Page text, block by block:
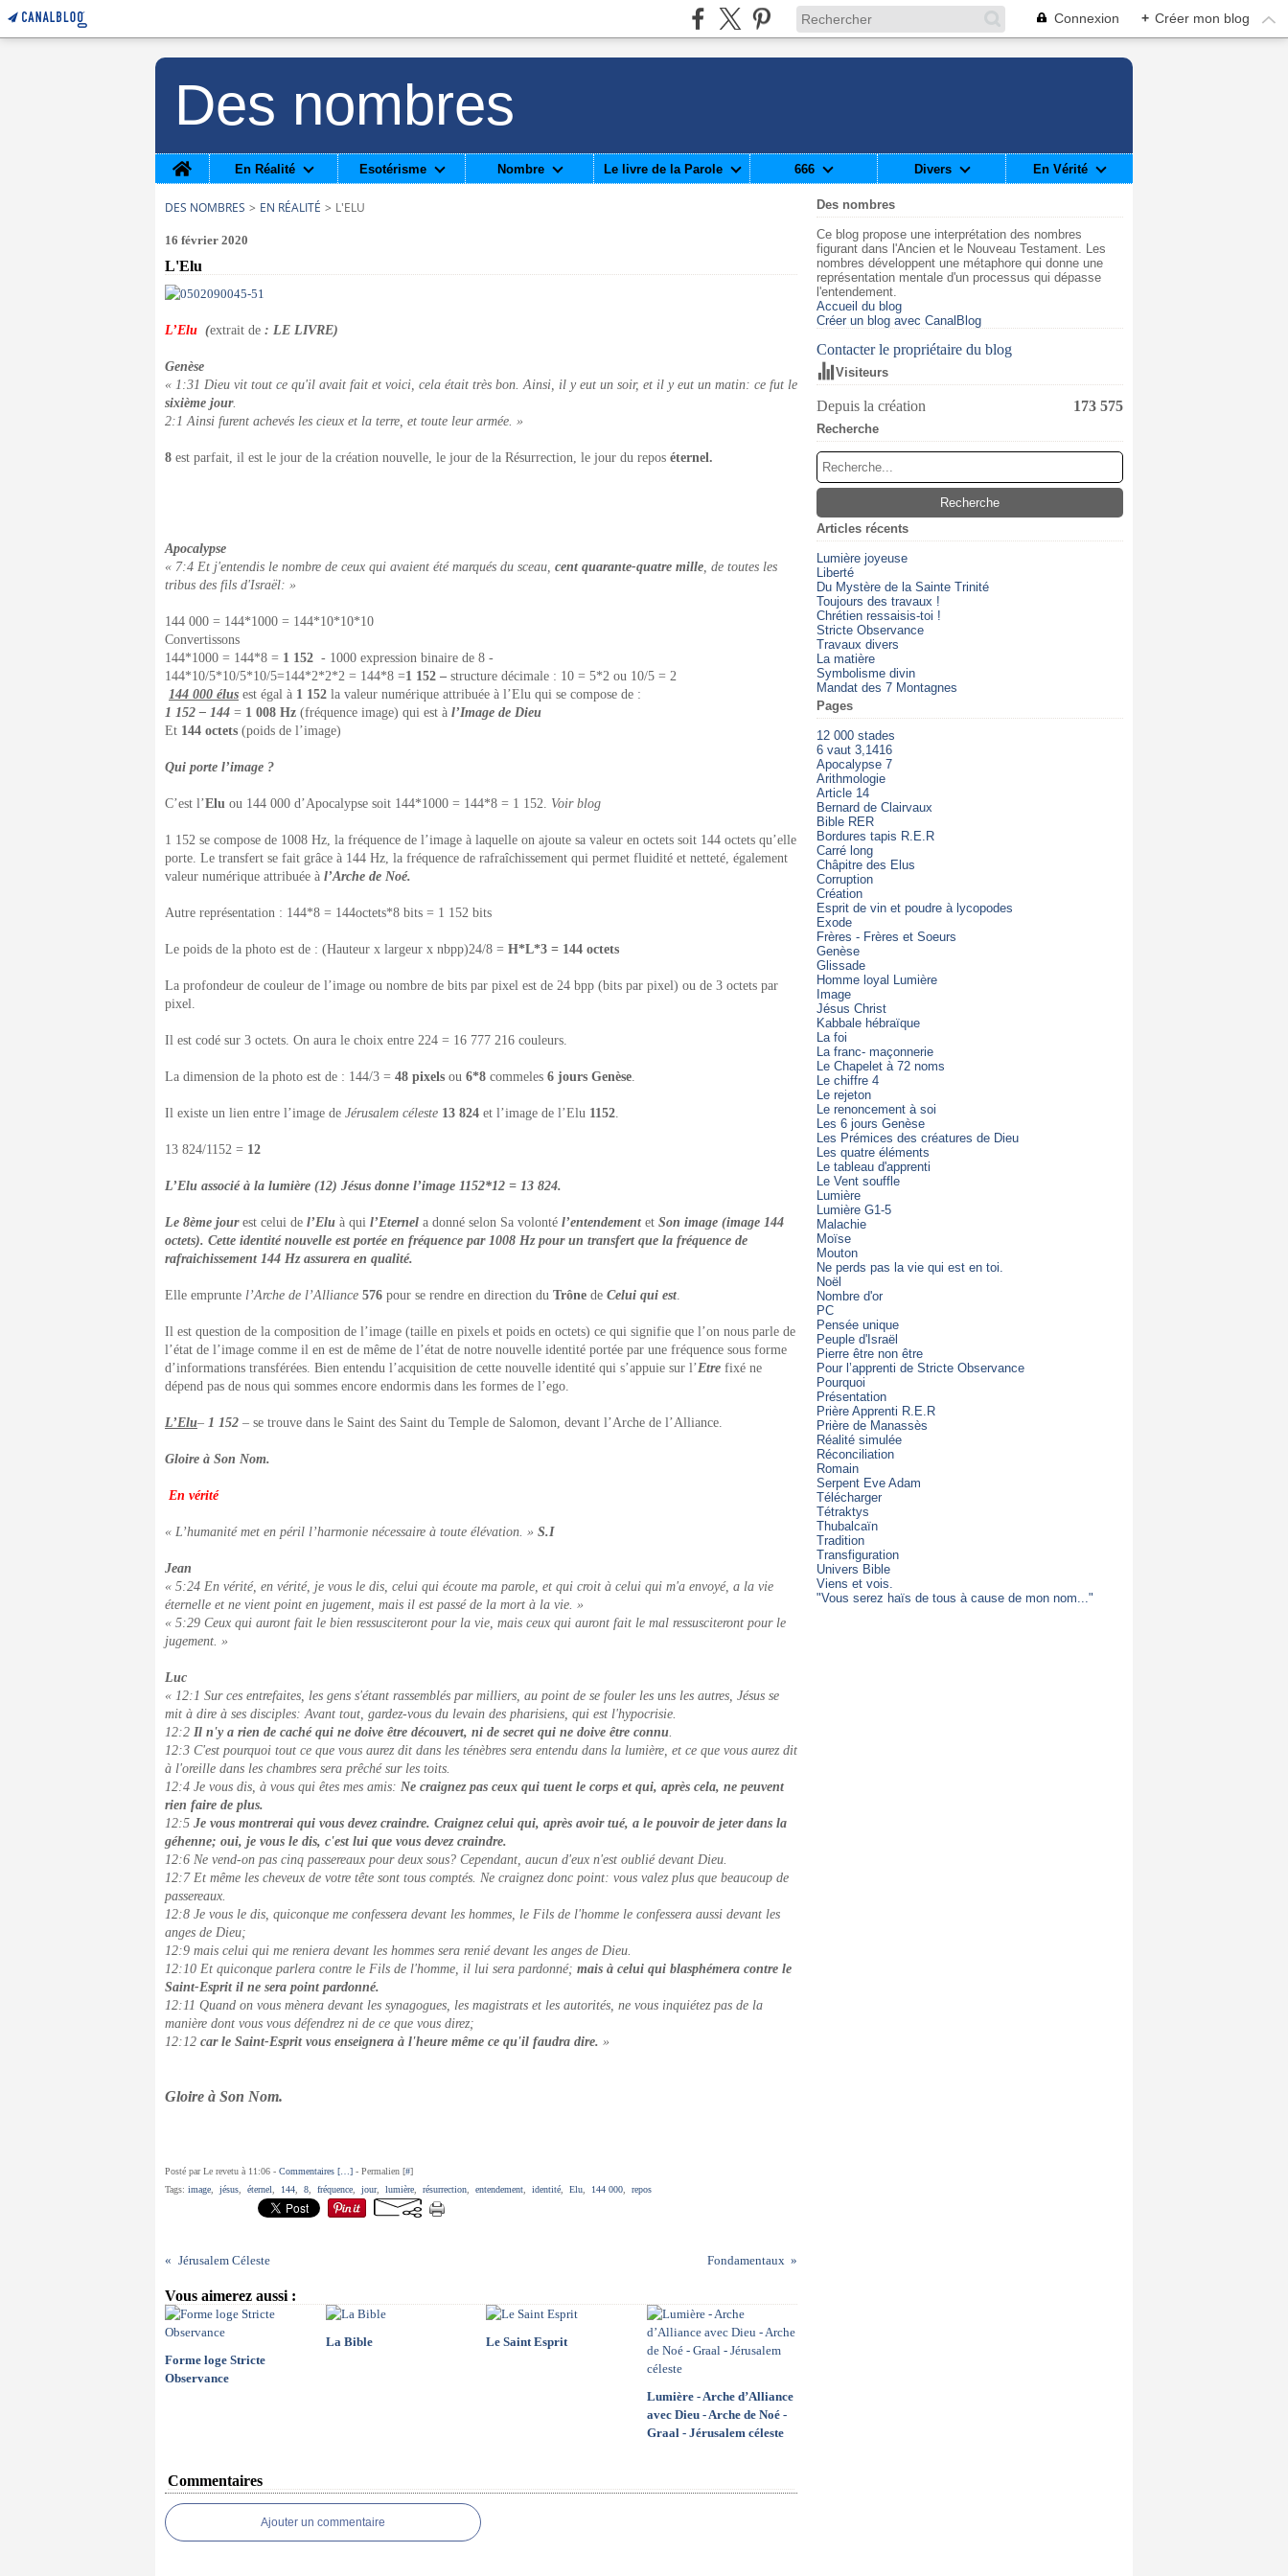
Connexion + Créer mon blog
Des nombres
Home
En Réalité Esotérisme Nombre Le livre de la Parole 666 Divers En Vérité
DES NOMBRES > EN RÉALITÉ > L'ELU
16 février 2020
L'Elu
L’Elu (extrait de : LE LIVRE)
Genèse
« 1:31 Dieu vit tout ce qu'il avait fait et voici, cela était très bon. Ainsi, il y eut un soir, et il y eut un matin: ce fut le
sixième jour.
2:1 Ainsi furent achevés les cieux et la terre, et toute leur armée. »
8 est parfait, il est le jour de la création nouvelle, le jour de la Résurrection, le jour du repos éternel.
Apocalypse
« 7:4 Et j'entendis le nombre de ceux qui avaient été marqués du sceau, cent quarante-quatre mille, de toutes les
tribus des fils d'Israël: »
144 000 = 144*1000 = 144*10*10*10
Convertissons
144*1000 = 144*8 = 1 152 - 1000 expression binaire de 8 -
144*10/5*10/5*10/5=144*2*2*2 = 144*8 =1 152 – structure décimale : 10 = 5*2 ou 10/5 = 2
144 000 élus est égal à 1 152 la valeur numérique attribuée à l’Elu qui se compose de :
1 152 – 144 = 1 008 Hz (fréquence image) qui est à l’Image de Dieu
Et 144 octets (poids de l’image)
Qui porte l’image ?
C’est l’Elu ou 144 000 d’Apocalypse soit 144*1000 = 144*8 = 1 152. Voir blog
1 152 se compose de 1008 Hz, la fréquence de l’image à laquelle on ajoute sa valeur en octets soit 144 octets qu’elle
porte. Le transfert se fait grâce à 144 Hz, la fréquence de rafraîchissement qui permet fluidité et netteté, également
valeur numérique attribuée à l’Arche de Noé.
Autre représentation : 144*8 = 144octets*8 bits = 1 152 bits
Le poids de la photo est de : (Hauteur x largeur x nbpp)24/8 = H*L*3 = 144 octets
La profondeur de couleur de l’image ou nombre de bits par pixel est de 24 bpp (bits par pixel) ou de 3 octets par
pixel.
Il est codé sur 3 octets. On aura le choix entre 224 = 16 777 216 couleurs.
La dimension de la photo est de : 144/3 = 48 pixels ou 6*8 commeles 6 jours Genèse.
Il existe un lien entre l’image de Jérusalem céleste 13 824 et l’image de l’Elu 1152.
13 824/1152 = 12
L’Elu associé à la lumière (12) Jésus donne l’image 1152*12 = 13 824.
Le 8ème jourest celui de l’Elu à qui l’Eternel a donné selon Sa volonté l’entendement et Son image (image 144
octets). Cette identité nouvelle est portée en fréquence par 1008 Hz pour un transfert que la fréquence de
rafraichissement 144 Hz assurera en qualité.
Elle emprunte l’Arche de l’Alliance 576 pour se rendre en direction du Trône de Celui qui est.
Il est question de la composition de l’image (taille en pixels et poids en octets) ce qui signifie que l’on nous parle de
l’état de l’image comme il en est de même de l’état de notre nouvelle identité portée par une fréquence sous forme
d’informations transférées. Bien entendu l’acquisition de cette nouvelle identité qui s’appuie sur l’Etre fixé ne
dépend pas de nous qui sommes encore endormis dans les formes de l’ego.
L’Elu– 1 152 – se trouve dans le Saint des Saint du Temple de Salomon, devant l’Arche de l’Alliance.
Gloire à Son Nom.
En vérité
« L’humanité met en péril l’harmonie nécessaire à toute élévation. » S.I
Jean
« 5:24 En vérité, en vérité, je vous le dis, celui qui écoute ma parole, et qui croit à celui qui m'a envoyé, a la vie
éternelle et ne vient point en jugement, mais il est passé de la mort à la vie. »
« 5:29 Ceux qui auront fait le bien ressusciteront pour la vie, mais ceux qui auront fait le mal ressusciteront pour le
jugement. »
Luc
« 12:1 Sur ces entrefaites, les gens s'étant rassemblés par milliers, au point de se fouler les uns les autres, Jésus se
mit à dire à ses disciples: Avant tout, gardez-vous du levain des pharisiens, qui est l'hypocrisie.
12:2 Il n'y a rien de caché qui ne doive être découvert, ni de secret qui ne doive être connu.
12:3 C'est pourquoi tout ce que vous aurez dit dans les ténèbres sera entendu dans la lumière, et ce que vous aurez dit
à l'oreille dans les chambres sera prêché sur les toits.
12:4 Je vous dis, à vous qui êtes mes amis: Ne craignez pas ceux qui tuent le corps et qui, après cela, ne peuvent
rien faire de plus.
12:5 Je vous montrerai qui vous devez craindre. Craignez celui qui, après avoir tué, a le pouvoir de jeter dans la
géhenne; oui, je vous le dis, c'est lui que vous devez craindre.
12:6 Ne vend-on pas cinq passereaux pour deux sous? Cependant, aucun d'eux n'est oublié devant Dieu.
12:7 Et même les cheveux de votre tête sont tous comptés. Ne craignez donc point: vous valez plus que beaucoup de
passereaux.
12:8 Je vous le dis, quiconque me confessera devant les hommes, le Fils de l'homme le confessera aussi devant les
anges de Dieu;
12:9 mais celui qui me reniera devant les hommes sera renié devant les anges de Dieu.
12:10 Et quiconque parlera contre le Fils de l'homme, il lui sera pardonné; mais à celui qui blasphémera contre le
Saint-Esprit il ne sera point pardonné.
12:11 Quand on vous mènera devant les synagogues, les magistrats et les autorités, ne vous inquiétez pas de la
manière dont vous vous défendrez ni de ce que vous direz;
12:12 car le Saint-Esprit vous enseignera à l'heure même ce qu'il faudra dire. »
Gloire à Son Nom.
Posté par Le revetu à 11:06 - Commentaires [ ] - Permalien [#]
Tags: image jésus éternel 144 8 fréquence jour, lumière résurrection entendement identité Elu 144 000 repos
Jérusalem Céleste Fondamentaux
Vous aimerez aussi :
Forme loge Stricte
Observance
La Bible Le Saint Esprit
Lumière - Arche d’Alliance
avec Dieu - Arche de Noé -
Graal - Jérusalem céleste
Commentaires
Ajouter un commentaire
Des nombres
Ce blog propose une interprétation des nombres
figurant dans l'Ancien et le Nouveau Testament. Les
nombres développent une métaphore qui donne une
représentation mentale d'un processus qui dépasse
l'entendement.
Accueil du blog
Créer un blog avec CanalBlog
Contacter le propriétaire du blog
Visiteurs
Depuis la création 173 575
Recherche
Articles récents
Lumière joyeuse
Liberté
Du Mystère de la Sainte Trinité
Toujours des travaux !
Chrétien ressaisis-toi !
Stricte Observance
Travaux divers
La matière
Symbolisme divin
Mandat des 7 Montagnes
Pages
12 000 stades
6 vaut 3,1416
Apocalypse 7
Arithmologie
Article 14
Bernard de Clairvaux
Bible RER
Bordures tapis R.E.R
Carré long
Châpitre des Elus
Corruption
Création
Esprit de vin et poudre à lycopodes
Exode
Frères - Frères et Soeurs
Genèse
Glissade
Homme loyal Lumière
Image
Jésus Christ
Kabbale hébraïque
La foi
La franc- maçonnerie
Le Chapelet à 72 noms
Le chiffre 4
Le rejeton
Le renoncement à soi
Les 6 jours Genèse
Les Prémices des créatures de Dieu
Les quatre éléments
Le tableau d'apprenti
Le Vent souffle
Lumière
Lumière G1-5
Malachie
Moïse
Mouton
Ne perds pas la vie qui est en toi.
Noël
Nombre d'or
PC
Pensée unique
Peuple d'Israël
Pierre être non être
Pour l’apprenti de Stricte Observance
Pourquoi
Présentation
Prière Apprenti R.E.R
Prière de Manassès
Réalité simulée
Réconciliation
Romain
Serpent Eve Adam
Télécharger
Tétraktys
Thubalcaïn
Tradition
Transfiguration
Univers Bible
Viens et vois.
"Vous serez haïs de tous à cause de mon nom..."